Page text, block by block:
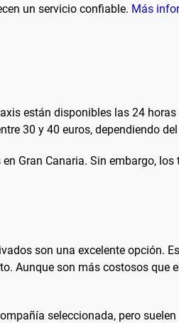
un servicio confiable. Más
están disponibles las 24
30 y 40 euros, dependiendo
Gran Canaria. Sin embargo,
son una excelente opción.
Aunque son más costosos que
seleccionada, pero